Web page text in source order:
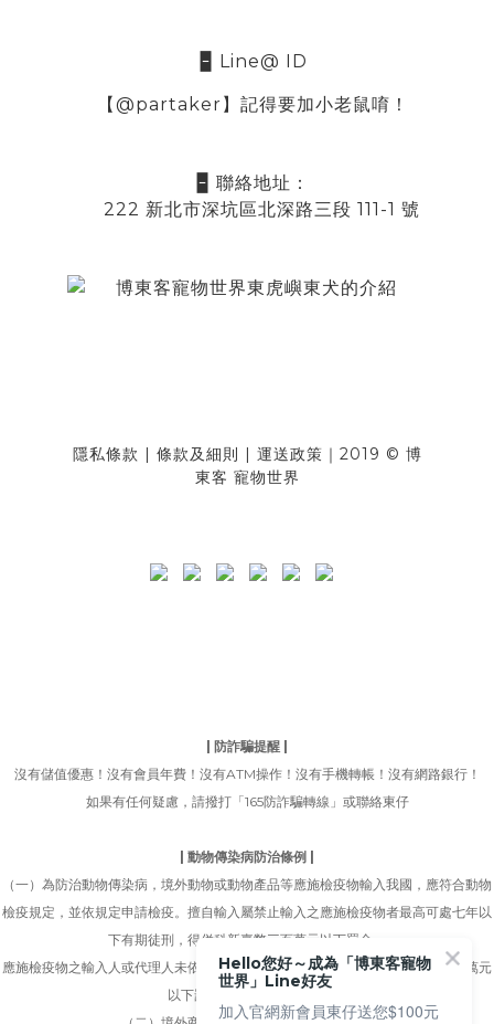
🁢 Line@ ID
【@partaker】記得要加小老鼠唷！
🁢 聯絡地址：
222 新北市深坑區北深路三段 111-1 號
隱私條款 | 條款及細則 | 運送政策 ｜2019 © 博
東客 寵物世界
| 防詐騙提醒 |
沒有儲值優惠！沒有會員年費！沒有ATM操作！沒有手機轉帳！沒有網路銀行！
如果有任何疑慮，請撥打「165防詐騙轉線」或聯絡東仔
| 動物傳染病防治條例 |
（一）為防治動物傳染病，境外動物或動物產品等應施檢疫物輸入我國，應符合動物
檢疫規定，並依規定申請檢疫。擅自輸入屬禁止輸入之應施檢疫物者最高可處七年以
下有期徒刑，得併科新臺幣三百萬元以下罰金。
應施檢疫物之輸入人或代理人未依規定申請檢疫者，得處新臺幣五萬元以上一百萬元
以下罰鍰，並得按次處罰。
Hello您好～成為「博東客寵物
世界」Line好友
加入官網新會員東仔送您$100元